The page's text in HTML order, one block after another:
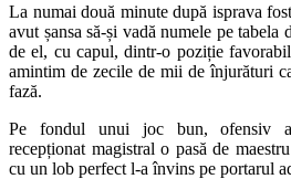
La numai două minute după isprava
avut șansa să-și vadă numele pe tabela
de el, cu capul, dintr-o poziție
amintim de zecile de mii de înjurături
fază.
Pe fondul unui joc bun, ofensiv
recepționat magistral o pasă de
cu un lob perfect l-a învins pe portarul